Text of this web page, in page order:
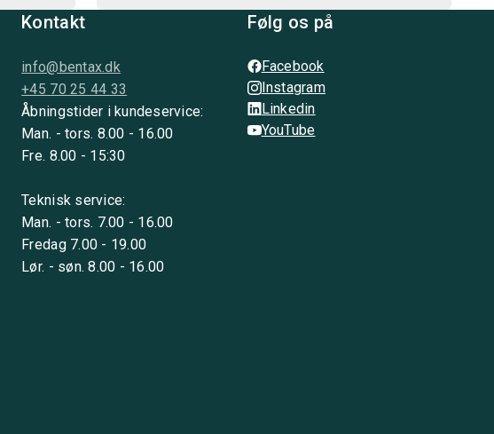
Kontakt
info@bentax.dk
+45 70 25 44 33
Åbningstider i kundeservice:
Man. - tors. 8.00 - 16.00
Fre. 8.00 - 15:30
Teknisk service:
Man. - tors. 7.00 - 16.00
Fredag 7.00 - 19.00
Lør. - søn. 8.00 - 16.00
Følg os på
Facebook
Instagram
Linkedin
YouTube